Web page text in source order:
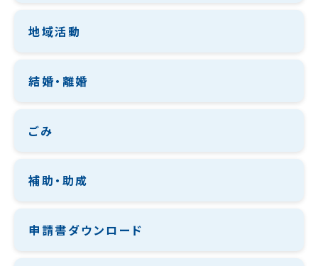
地域活動
結婚・離婚
ごみ
補助・助成
申請書ダウンロード